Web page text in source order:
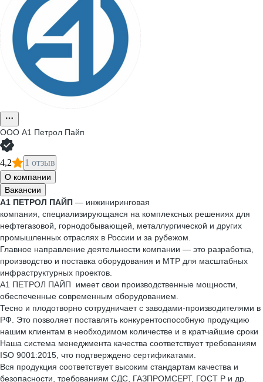
ООО А1 Петрол Пайп
4,2 1 отзыв
О компании
Вакансии
А1 ПЕТРОЛ ПАЙП — инжиниринговая
компания, специализирующаяся на комплексных решениях для
нефтегазовой, горнодобывающей, металлургической и других
промышленных отраслях в России и за рубежом.
Главное направление деятельности компании — это разработка,
производство и поставка оборудования и МТР для масштабных
инфраструктурных проектов.
А1 ПЕТРОЛ ПАЙП имеет свои производственные мощности,
обеспеченные современным оборудованием.
Тесно и плодотворно сотрудничает с заводами-производителями в
РФ. Это позволяет поставлять конкурентоспособную продукцию
нашим клиентам в необходимом количестве и в кратчайшие сроки
Наша система менеджмента качества соответствует требованиям
ISО 9001:2015, что подтверждено сертификатами.
Вся продукция соответствует высоким стандартам качества и
безопасности, требованиям СДС, ГАЗПРОМСЕРТ, ГОСТ Р и др.